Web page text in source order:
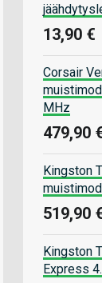
13,90 €
Corsair
MHz
479,90
Kingston
519,90
Kingston
Express